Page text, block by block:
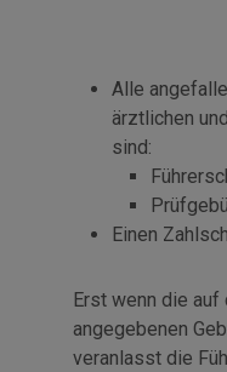
Alle
ärztlichen
sind:
Einen
Erst wenn die
angegebenen
veranlasst die